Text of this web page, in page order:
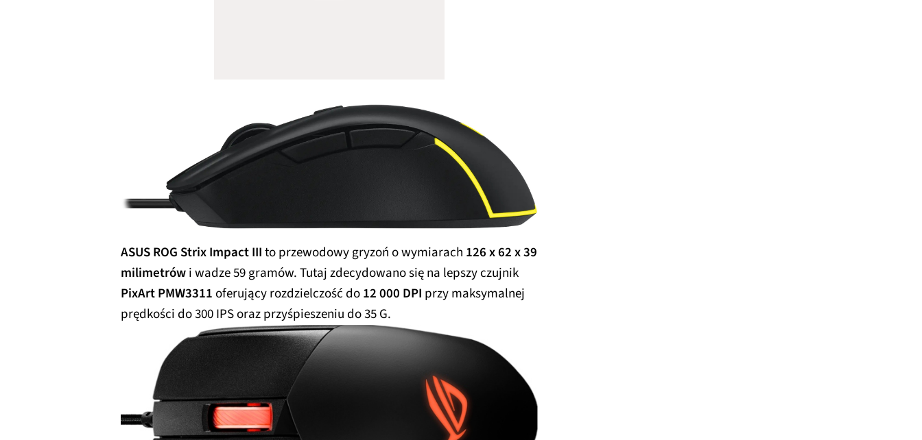
ASUS ROG Strix Impact IIIto przewodowy gryzoń o wymiarach 126 x 62 x 39
milimetrówi wadze 59 gramów. Tutaj zdecydowano się na lepszy czujnik
PixArt PMW3311oferujący rozdzielczość do12 000 DPI przy maksymalnej
prędkości do 300 IPS oraz przyśpieszeniu do 35 G.